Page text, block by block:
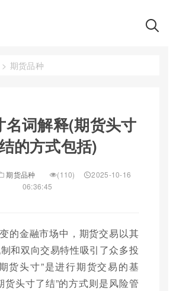
> 期货品种
名词解释(期货头寸
的方式包括)
期货品种 (110)
2025-10-16
06:36:45
的金融市场中，期货交易以其
和双向交易特性吸引了众多投
货头寸”是进行期货交易的基
货头寸了结”的方式则是风险管